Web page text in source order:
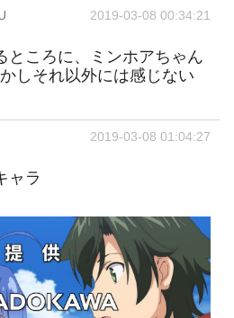
2019-03-08 00:34:21
ところに、ミンホアちゃん
しそれ以外には感じない
2019-03-08 01:04:27
ャラ